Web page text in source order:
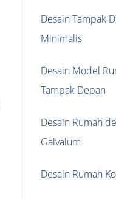
Desain Tampak
Minimalis
Desain Model
Tampak Depan
Desain Rumah
Galvalum
Desain Rumah